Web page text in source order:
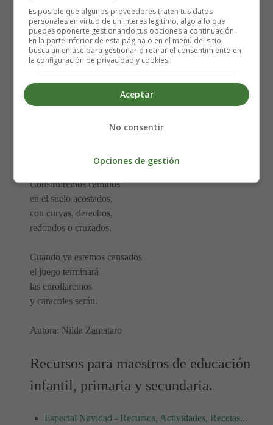
de lana perfumada.
Tiramos del rollito
para poder jugar
y por el salón
las haremos volar.
Construiremos caminos
en el suelo acostados,
con curvas, derechos,
redondos o cruzados.
Cuando ya estemos cansados
el juego terminará
las enrollaremos
y caracoles serán.
Autora: Nilda Zamataro
Recursos para maestros de educación
infantil, primaria y secundaria.
Especial Navidad - Recursos, Actividades, Recetas...
Es posible que algunos proveedores traten tus datos
personales en virtud de un interés legítimo, algo a lo que
puedes oponerte gestionando tus opciones a continuación.
En la parte inferior de esta página o en el menú del sitio,
busca un enlace para gestionar o retirar el consentimiento en
la configuración de privacidad y cookies.
Aceptar
No consentir
Opciones de gestión